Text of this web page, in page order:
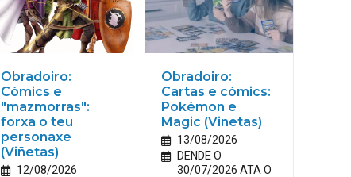
Obradoiro:
Cómics e
"mazmorras":
forxa o teu
personaxe
(Viñetas)
12/08/2026
Obradoiro:
Cartas e cómics:
Pokémon e
Magic (Viñetas)
13/08/2026
DENDE O
30/07/2026 ATA O